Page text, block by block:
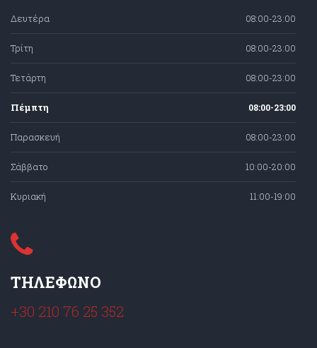
Δευτέρα 08:00-23:00
Τρίτη 08:00-23:00
Τετάρτη 08:00-23:00
Πέμπτη 08:00-23:00
Παρασκευή 08:00-23:00
Σάββατο 10:00-20:00
Κυριακή 11:00-19:00
ΤΗΛΕΦΩΝΟ
+30 210 76 25 352